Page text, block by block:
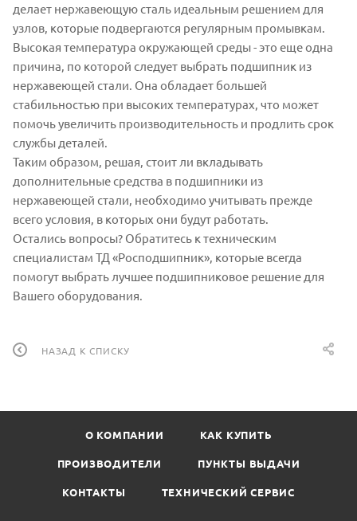
делает нержавеющую сталь идеальным решением для
узлов, которые подвергаются регулярным промывкам.
Высокая температура окружающей среды - это еще одна
причина, по которой следует выбрать подшипник из
нержавеющей стали. Она обладает большей
стабильностью при высоких температурах, что может
помочь увеличить производительность и продлить срок
службы деталей.
Таким образом, решая, стоит ли вкладывать
дополнительные средства в подшипники из
нержавеющей стали, необходимо учитывать прежде
всего условия, в которых они будут работать.
Остались вопросы? Обратитесь к техническим
специалистам ТД «Росподшипник», которые всегда
помогут выбрать лучшее подшипниковое решение для
Вашего оборудования.
НАЗАД К СПИСКУ
О КОМПАНИИ КАК КУПИТЬ
ПРОИЗВОДИТЕЛИ ПУНКТЫ ВЫДАЧИ
КОНТАКТЫ ТЕХНИЧЕСКИЙ СЕРВИС